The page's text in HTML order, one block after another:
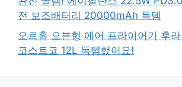
전 보조배터리 20000mAh 득템
오르홈 오븐형 에어 프라이어기 후
코스트코 12L 득템했어요!